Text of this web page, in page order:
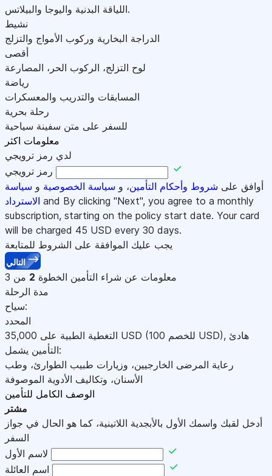
اللياقة البدنية واليوجا والبيلاتس.
نشيط
الدراجة البخارية وركوب الأمواج والتزلج
أقصى
لوح التزلج، الركوب الحر، المصارعة
رياضة
المسابقات والتدريب والمعسكرات
رحلة بحرية
للسفر على متن سفينة سياحية
معلومات اكثر
لدي رمز ترويجي
رمز ترويجي
أوافق على شروط وأحكام التأمين، و سياسة الخصوصية و سياسة
الاسترداد and By clicking "Next", you agree to a monthly
subscription, starting on the policy start date. Your card
will be charged 45 USD every 30 days.
يجب عليك الموافقة على الشروط للمتابعة
التالي
معلومات عن شراء التأمين الخطوة 2 من 3
مدة الرحلة
سياح:
المحدد
التغطية الطبية على 35,000 USD USD), هادئ
التأمين يشمل:
رعاية المرضى الخارجيين، وزيارات طبيب الطوارئ، وطب
الأسنان، وتكاليف الأدوية الموصوفة
الوصف الكامل للتأمين
مشتر
أدخل لقبك واسمك الأول بالأبجدية اللاتينية، كما هو الحال في جواز
السفر
لاسم الأول
اسم العائلة